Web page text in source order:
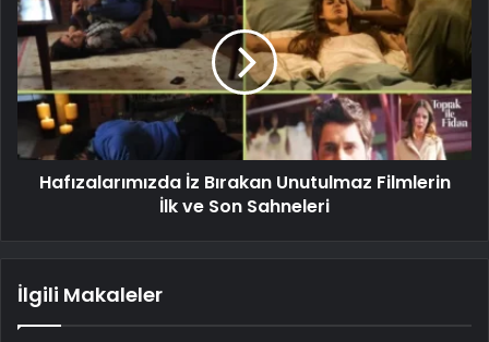
Hafızalarımızda İz Bırakan Unutulmaz Filmlerin
İlk ve Son Sahneleri
İlgili Makaleler